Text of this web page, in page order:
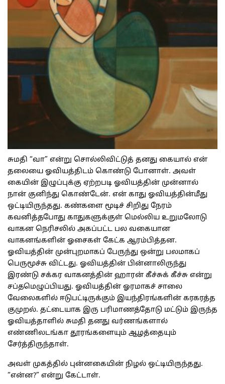
சுமதி “வா” என்று சொல்லிவிட்டுத் தனது கையால் என்
தலையை ஓவியத்திடம் கொண்டு போனாள். அவள்
கையின் இழுப்புக்கு ஏற்றபடி ஓவியத்தின் முன்னால்
நான் குனிந்து கொண்டேன். என் காது ஓவியத்தின்மீது
ஒட்டியிருந்தது. கண்களை மூடிச் சிறிது நேரம்
கவனித்தபோது காதுகளுக்குள் மெல்லிய உறுமலோடு
வாகன நெரிசலில் அகப்பட்ட பல வகையான
வாகனங்களின் ஓசைகள் கேட்க ஆரம்பித்தன.
ஓவியத்தின் முன்புறமாகப் பேருந்து ஒன்று பலமாகப்
பெருமூச்சு விட்டது. ஓவியத்தின் பின்னாலிருந்து
இரண்டு சக்கர வாகனத்தின் ஹாரன் கீச்சுக் கீச்சு என்று
சப்தமெழுப்பியது. ஓவியத்தின் ஓரமாகச் சாலை
வேலைகளில் ஈடுபட்டிருக்கும் இயந்திரங்களின் கரகரத்த
குமுறல். தட்டையாக இரு பரிமாணத்தோடு மட்டும் இருந்த
ஓவியத்தாளில் சுமதி தனது வர்ணங்களால்
எண்ணிலடங்கா தூரங்களையும் ஆழத்தையும்
சேர்த்திருந்தாள்.
அவள் முகத்தில் புன்னகையின் நிழல் ஒட்டியிருந்தது.
“என்ன?” என்று கேட்டாள்.